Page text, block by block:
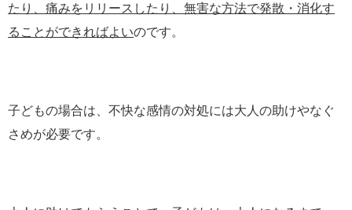
たり、痛みをリリースしたり、無害な方法で発散・消化す
ることができればよいのです。
子どもの場合は、不快な感情の対処には大人の助けやなぐ
さめが必要です。